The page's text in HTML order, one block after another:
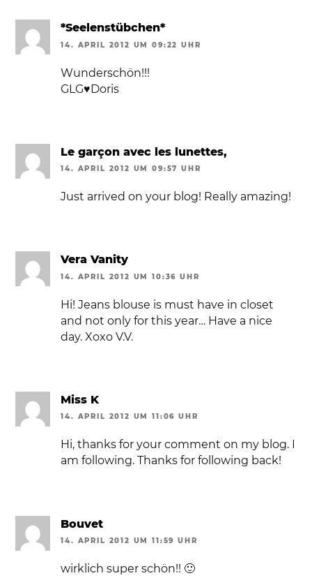
*Seelenstübchen*
14. APRIL 2012 UM 09:22 UHR
Wunderschön!!!
GLG♥Doris
Le garçon avec les lunettes,
14. APRIL 2012 UM 09:57 UHR
Just arrived on your blog! Really amazing!
Vera Vanity
14. APRIL 2012 UM 10:36 UHR
Hi! Jeans blouse is must have in closet
and not only for this year… Have a nice
day. Xoxo V.V.
Miss K
14. APRIL 2012 UM 11:06 UHR
Hi, thanks for your comment on my blog. I
am following. Thanks for following back!
Bouvet
14. APRIL 2012 UM 11:59 UHR
wirklich super schön!! 🙂